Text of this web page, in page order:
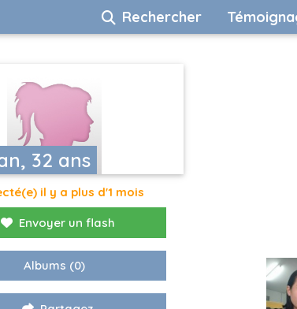
Rechercher
32 ans
il y a plus d'1 mois
Envoyer un flash
Albums (0)